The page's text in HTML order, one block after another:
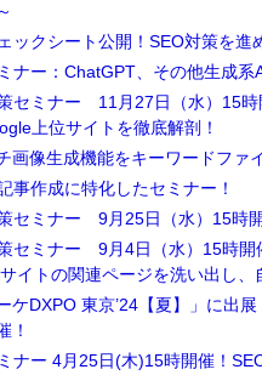
ックシート公開！SEO対策を進
ナー：ChatGPT、その他生成
セミナー 11月27日（水）15
上位サイトを徹底解剖！
画像生成機能をキーワードファ
事作成に特化したセミナー！
セミナー 9月25日（水）15時開
セミナー 9月4日（水）15時開
イトの関連ページを洗い出し、
ーケDXPO 東京’24【夏】」に
！
ナー 4月25日(木)15時開催！